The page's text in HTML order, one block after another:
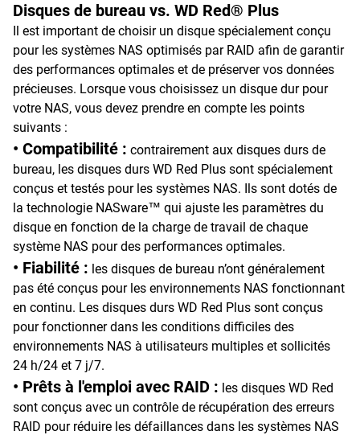
Disques de bureau vs. WD Red® Plus
Il est important de choisir un disque spécialement conçu
pour les systèmes NAS optimisés par RAID afin de garantir
des performances optimales et de préserver vos données
précieuses. Lorsque vous choisissez un disque dur pour
votre NAS, vous devez prendre en compte les points
suivants :
• Compatibilité : contrairement aux disques durs de
bureau, les disques durs WD Red Plus sont spécialement
conçus et testés pour les systèmes NAS. Ils sont dotés de
la technologie NASware™ qui ajuste les paramètres du
disque en fonction de la charge de travail de chaque
système NAS pour des performances optimales.
• Fiabilité : les disques de bureau n’ont généralement
pas été conçus pour les environnements NAS fonctionnant
en continu. Les disques durs WD Red Plus sont conçus
pour fonctionner dans les conditions difficiles des
environnements NAS à utilisateurs multiples et sollicités
24 h/24 et 7 j/7.
• Prêts à l'emploi avec RAID : les disques WD Red
sont conçus avec un contrôle de récupération des erreurs
RAID pour réduire les défaillances dans les systèmes NAS